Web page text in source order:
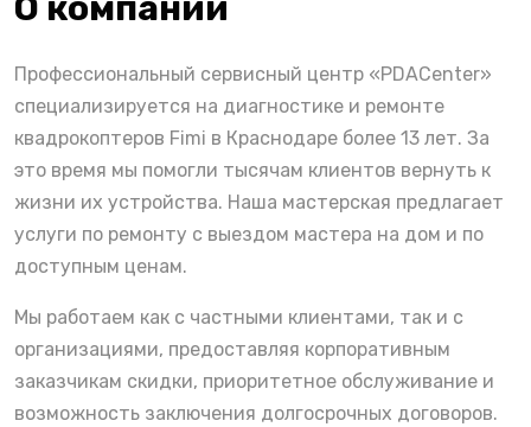
О компании
Профессиональный сервисный центр «PDACenter»
специализируется на диагностике и ремонте
квадрокоптеров Fimi в Краснодаре более 13 лет. За
это время мы помогли тысячам клиентов вернуть к
жизни их устройства. Наша мастерская предлагает
услуги по ремонту с выездом мастера на дом и по
доступным ценам.
Мы работаем как с частными клиентами, так и с
организациями, предоставляя корпоративным
заказчикам скидки, приоритетное обслуживание и
возможность заключения долгосрочных договоров.